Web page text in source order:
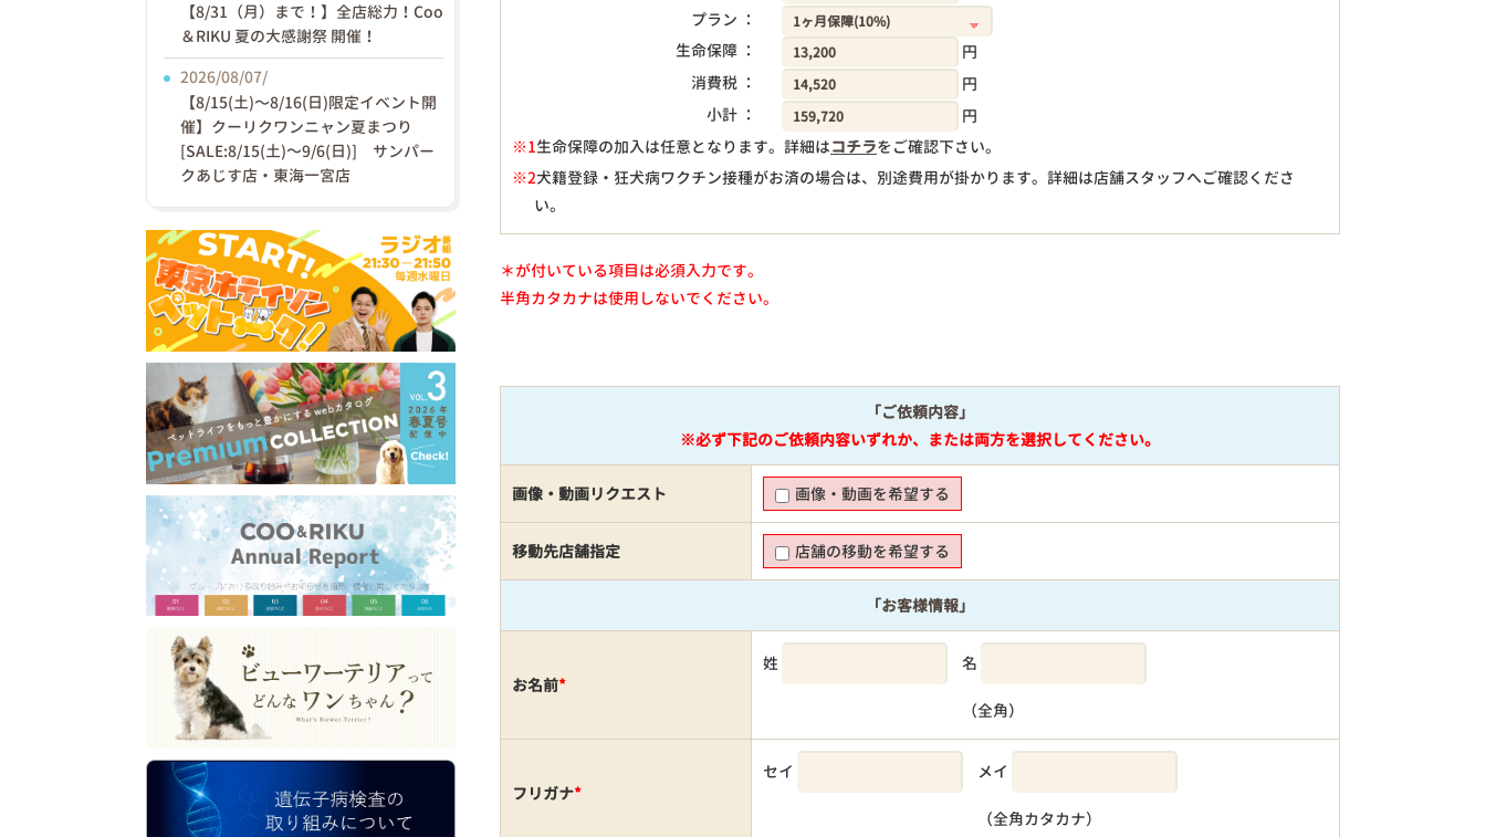
プラン ：
生命保障 ：
円
消費税 ：
円
小計 ：
円
※1生命保障の加入は任意となります。詳細はコチラをご確認下さい。
※2犬籍登録・狂犬病ワクチン接種がお済の場合は、別途費用が掛かります。詳細は店舗スタッフへご確認くださ
い。
円
＊が付いている項目は必須入力です。
半角カタカナは使用しないでください。
「ご依頼内容」
※必ず下記のご依頼内容いずれか、または両方を選択してください。
画像・動画リクエスト 画像・動画を希望する
移動先店舗指定 店舗の移動を希望する
「お客様情報」
お名前*
姓 名
（全角）
フリガナ*
セイ メイ
（全角カタカナ）
【8/31（月）まで！】全店総力！Coo
＆RIKU 夏の大感謝祭 開催！
2026/08/07/
【8/15(土)〜8/16(日)限定イベント開
催】クーリクワンニャン夏まつり
[SALE:8/15(土)～9/6(日)] サンパー
クあじす店・東海一宮店